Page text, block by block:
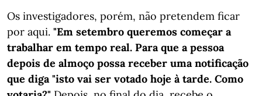
Os investigadores, porém, não pretendem ficar
por aqui. "Em setembro queremos começar a
trabalhar em tempo real. Para que a pessoa
depois de almoço possa receber uma notificação
que diga "isto vai ser votado hoje à tarde. Como